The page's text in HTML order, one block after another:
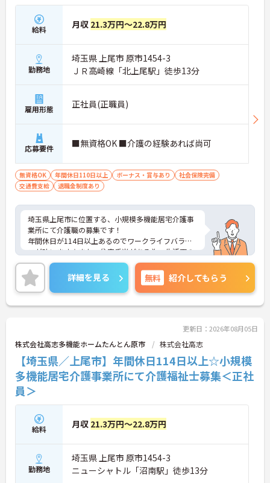
給料 月収 21.3万円～22.8万円
勤務地
埼玉県 上尾市 原市1454-3
ＪＲ高崎線「北上尾駅」徒歩13分
雇用形態 正社員(正職員)
応募要件 ■無資格OK ■介護の経験あれば尚可
無資格OK 年間休日110日以上 ボーナス・賞与あり
社会保険完備
交通費支給
退職金制度あり
埼玉県上尾市に位置する、小規模多機能居宅介護事
業所にて介護職の募集です！
年間休日が114日以上あるのでワークライフバラン
スが叶います☆また、住宅手当がある為、生活面の
負担を軽減し、安心して長く勤務していただけます
◎
ご興味のある方には、面接対策ポイントなど、さら
に詳細をお話しいたしますのでお気軽にご相談くだ
さい！
詳細を見る 無料 紹介してもらう
更新日：2026年08月05日
株式会社高志多機能ホームたんとん原市 株式会社高志
【埼玉県／上尾市】年間休日114日以上☆小規模
多機能居宅介護事業所にて介護福祉士募集＜正社
員＞
給料 月収 21.3万円～22.8万円
勤務地
埼玉県 上尾市 原市1454-3
ニューシャトル「沼南駅」徒歩13分